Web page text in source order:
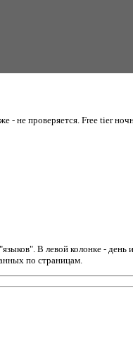
- не проверяется. Free tier
В левой колонке - день
по страницам.